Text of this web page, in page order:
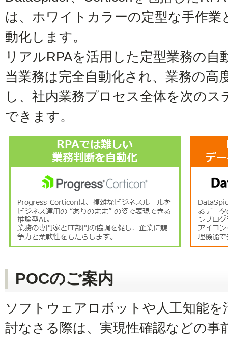
は、ホワイトカラーの定型な手作業
動化します。
リアルRPAを活用した定型業務の
当業務は完全自動化され、業務の高
し、社内業務プロセス全体を次の
できます。
POCのご案内
ソフトウェアロボットや人工知能
討なさる際は、実現性確認などの事